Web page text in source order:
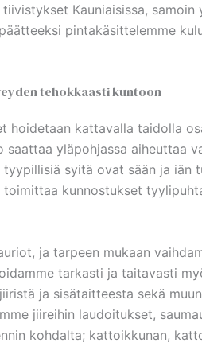
Kauniaisissa,
pintakäsittelemme
tehokkaasti kuntoon
hoidetaan kattavalla taidolla
yläpohjassa aiheuttaa
syitä ovat sään ja
kunnostukset
ja tarpeen mukaan
tarkasti ja taitavasti
ja sisätaitteesta sekä
jiireihin laudoitukset,
kohdalta; kattoikkunan,